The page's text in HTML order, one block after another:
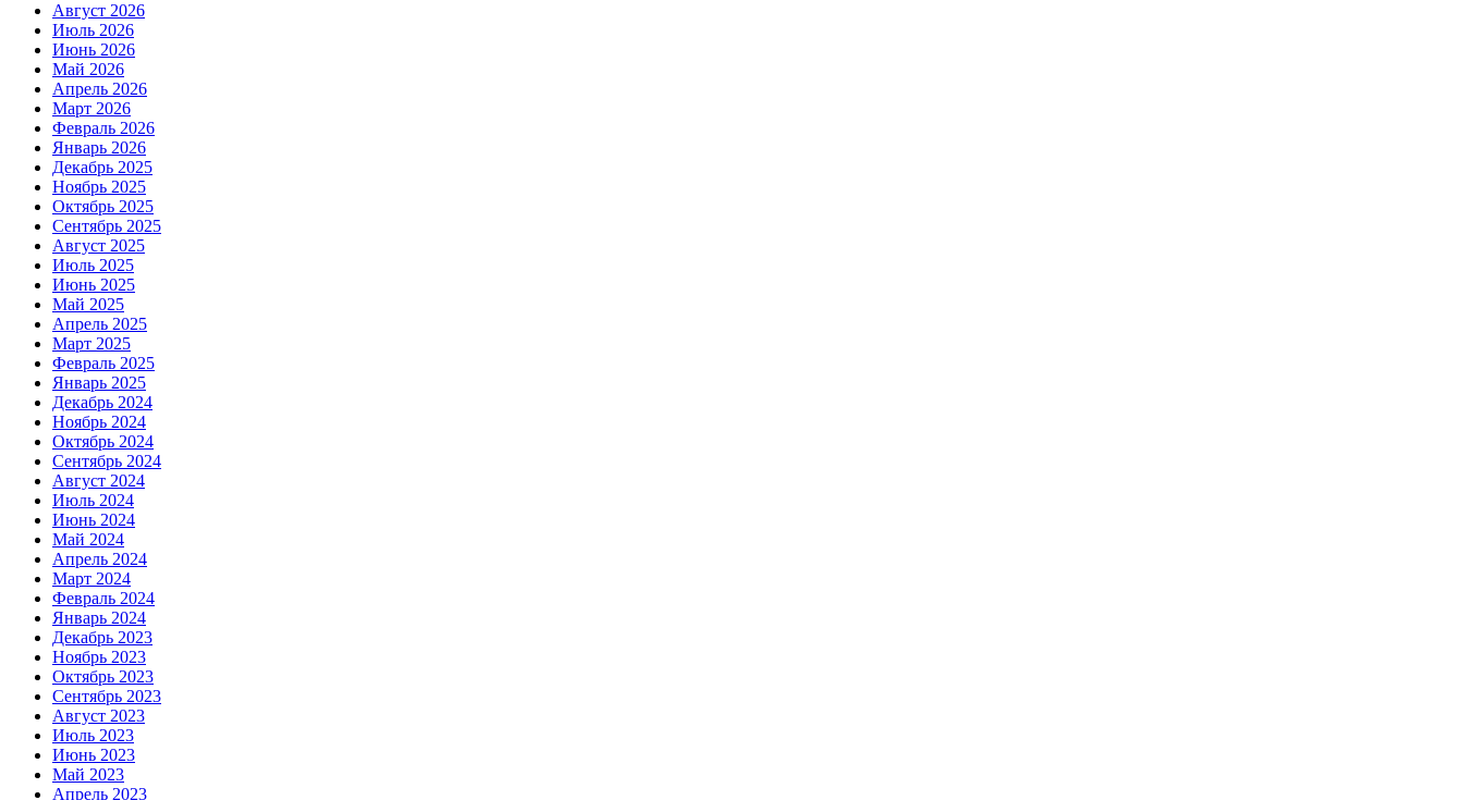
Август 2026
Июль 2026
Июнь 2026
Май 2026
Апрель 2026
Март 2026
Февраль 2026
Январь 2026
Декабрь 2025
Ноябрь 2025
Октябрь 2025
Сентябрь 2025
Август 2025
Июль 2025
Июнь 2025
Май 2025
Апрель 2025
Март 2025
Февраль 2025
Январь 2025
Декабрь 2024
Ноябрь 2024
Октябрь 2024
Сентябрь 2024
Август 2024
Июль 2024
Июнь 2024
Май 2024
Апрель 2024
Март 2024
Февраль 2024
Январь 2024
Декабрь 2023
Ноябрь 2023
Октябрь 2023
Сентябрь 2023
Август 2023
Июль 2023
Июнь 2023
Май 2023
Апрель 2023